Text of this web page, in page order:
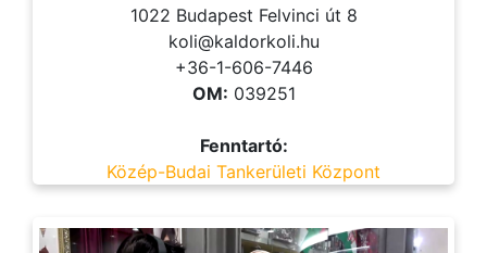
1022 Budapest Felvinci út 8
koli@kaldorkoli.hu
+36-1-606-7446
OM: 039251
Fenntartó:
Közép-Budai Tankerületi Központ